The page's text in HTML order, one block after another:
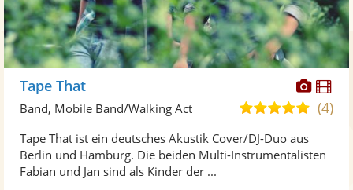
Tape That
5,0(4)
Band, Mobile Band/Walking Act
Tape That ist ein deutsches Akustik Cover/DJ-Duo aus
Berlin und Hamburg. Die beiden Multi-Instrumentalisten
Fabian und Jan sind als Kinder der ...